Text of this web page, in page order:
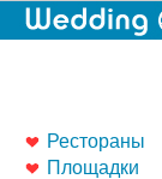
Рестораны
Площадки